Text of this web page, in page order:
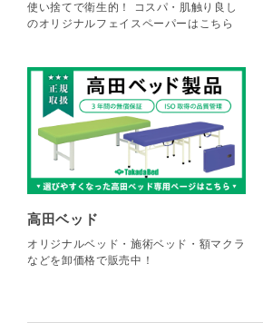
使い捨てで衛生的！ コスパ・肌触り良し
のオリジナルフェイスペーパーはこちら
高田ベッド
オリジナルベッド・施術ベッド・額マクラ
などを卸価格で販売中！